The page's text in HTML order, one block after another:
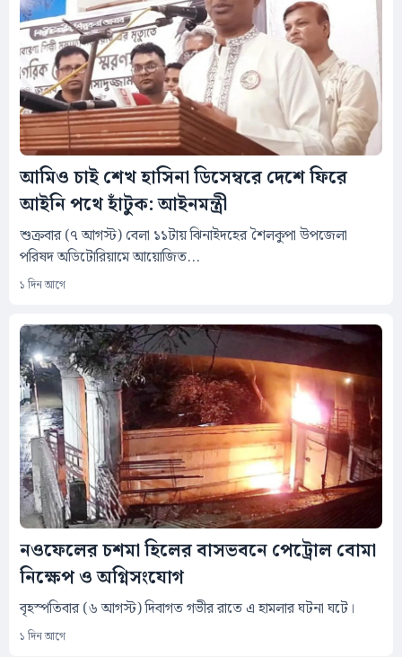
আমিও চাই শেখ হাসিনা ডিসেম্বরে দেশে ফিরে
আইনি পথে হাঁটুক: আইনমন্ত্রী
শুক্রবার (৭ আগস্ট) বেলা ১১টায় ঝিনাইদহের শৈলকুপা উপজেলা
পরিষদ অডিটোরিয়ামে আয়োজিত...
১ দিন আগে
নওফেলের চশমা হিলের বাসভবনে পেট্রোল বোমা
নিক্ষেপ ও অগ্নিসংযোগ
বৃহস্পতিবার (৬ আগস্ট) দিবাগত গভীর রাতে এ হামলার ঘটনা ঘটে।
১ দিন আগে